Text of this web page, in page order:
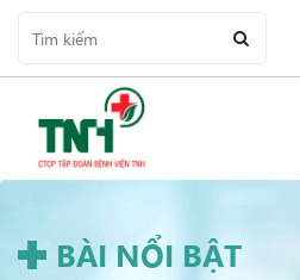
BÀI NỔI BẬT